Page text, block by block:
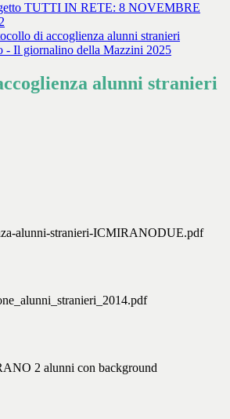
TUTTI IN RETE: 8 NOVEMBRE
di accoglienza alunni stranieri
- Il giornalino della Mazzini 2025
alunni stranieri
alunni-stranieri-ICMIRANODUE.pdf
2 alunni con background